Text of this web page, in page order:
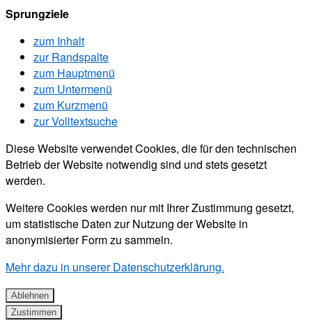
Sprungziele
zum Inhalt
zur Randspalte
zum Hauptmenü
zum Untermenü
zum Kurzmenü
zur Volltextsuche
Diese Website verwendet Cookies, die für den technischen
Betrieb der Website notwendig sind und stets gesetzt
werden.
Weitere Cookies werden nur mit Ihrer Zustimmung gesetzt,
um statistische Daten zur Nutzung der Website in
anonymisierter Form zu sammeln.
Mehr dazu in unserer Datenschutzerklärung.
Ablehnen
Zustimmen